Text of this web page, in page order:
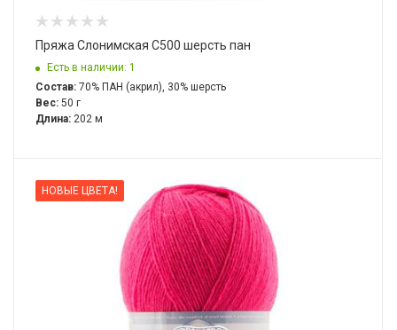
Пряжа Слонимская С500 шерсть пан
Есть в наличии: 1
Состав: 70% ПАН (акрил), 30% шерсть
Вес: 50 г
Длина: 202 м
НОВЫЕ ЦВЕТА!